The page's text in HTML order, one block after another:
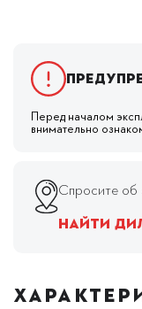
Перед началом
внимательно
Спросите об
НАЙТИ